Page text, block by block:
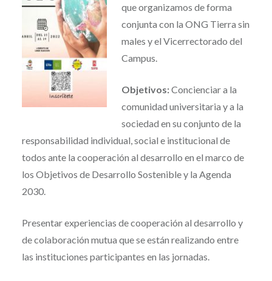
que organizamos de forma
conjunta con la ONG Tierra sin
males y el Vicerrectorado del
Campus.
Objetivos:Concienciar a la
comunidad universitaria y a la
sociedad en su conjunto de la
responsabilidad individual, social e institucional de
todos ante la cooperación al desarrollo en el marco de
los Objetivos de Desarrollo Sostenible y la Agenda
2030.
Presentar experiencias de cooperación al desarrollo y
de colaboración mutua que se están realizando entre
las instituciones participantes en las jornadas.